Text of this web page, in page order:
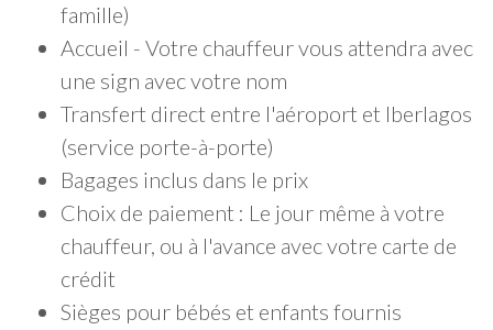
famille)
Accueil - Votre chauffeur vous attendra avec
une sign avec votre nom
Transfert direct entre l'aéroport et Iberlagos
(service porte-à-porte)
Bagages inclus dans le prix
Choix de paiement : Le jour même à votre
chauffeur, ou à l'avance avec votre carte de
crédit
Sièges pour bébés et enfants fournis